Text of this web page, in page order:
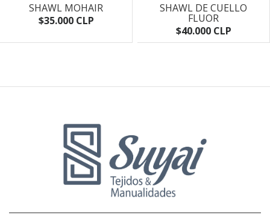
SHAWL MOHAIR
$35.000 CLP
SHAWL DE CUELLO
FLUOR
$40.000 CLP